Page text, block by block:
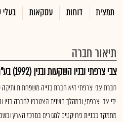
תמצית דוחות עסקאות בעלי
תיאור חברה
צבי צרפתי ובניו השקעות ובנין (1992) בע"מ
ידי צבי צרפתי, ובמהלך השנים הצטרפו לחברה בניו
מתמקד בבניית פרויקטים למגורים במרכז הארץ